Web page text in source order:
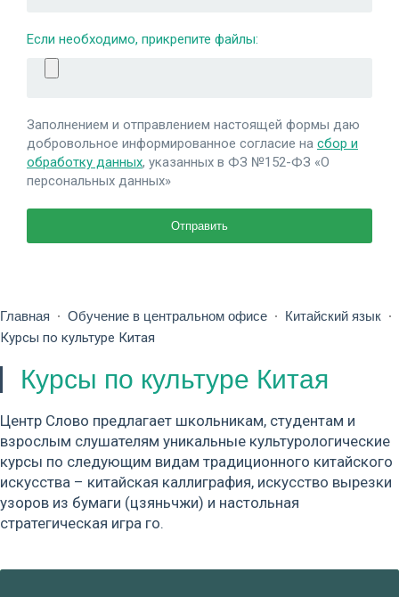
Если необходимо, прикрепите файлы:
Заполнением и отправлением настоящей формы даю
добровольное информированное согласие на сбор и
обработку данных, указанных в ФЗ №152-ФЗ «О
персональных данных»
Главная Обучение в центральном офисе Китайский язык
Курсы по культуре Китая
Курсы по культуре Китая
Центр Слово предлагает школьникам, студентам и
взрослым слушателям уникальные культурологические
курсы по следующим видам традиционного китайского
искусства – китайская каллиграфия, искусство вырезки
узоров из бумаги (цзяньчжи) и настольная
стратегическая игра го.